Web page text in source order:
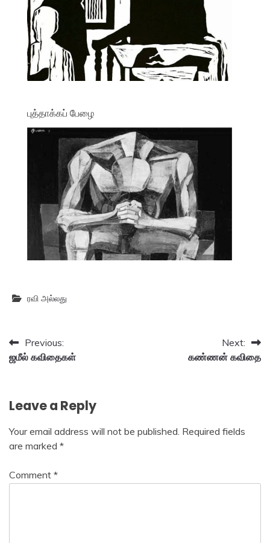
புத்தாக்கப் பேழை
ரவி அல்லது
Post
navigation
Previous:
ஜமீல் கவிதைகள்
Next:
கண்ணன் கவிதை
Leave a Reply
Your email address will not be published. Required fields
are marked *
Comment *